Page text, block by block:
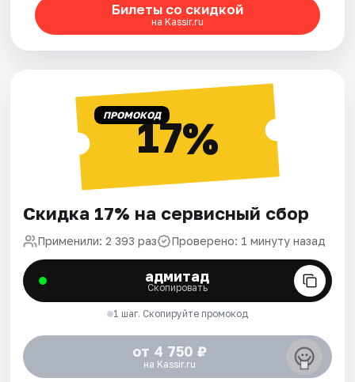
Билеты со скидкой
на Kassir.ru
ПРОМОКОД17%
Скидка 17% на сервисный сбор
Применили: 2 393 раз Проверено: 1 минуту назад
адмитад
Скопировать
1 шаг. Скопируйте промокод
от 4 750 ₽
на Kassir.ru